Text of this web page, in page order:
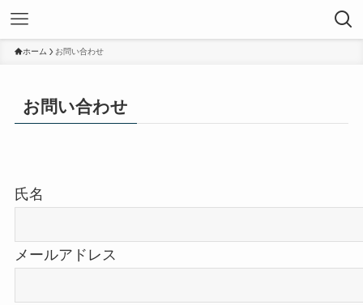
ホーム お問い合わせ
お問い合わせ
氏名
メールアドレス